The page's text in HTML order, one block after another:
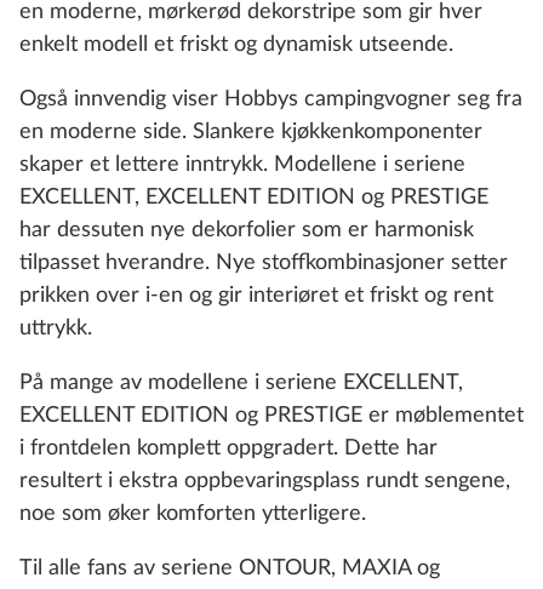
en moderne, mørkerød dekorstripe som gir hver
enkelt modell et friskt og dynamisk utseende.
Også innvendig viser Hobbys campingvogner seg fra
en moderne side. Slankere kjøkkenkomponenter
skaper et lettere inntrykk. Modellene i seriene
EXCELLENT, EXCELLENT EDITION og PRESTIGE
har dessuten nye dekorfolier som er harmonisk
tilpasset hverandre. Nye stoffkombinasjoner setter
prikken over i-en og gir interiøret et friskt og rent
uttrykk.
På mange av modellene i seriene EXCELLENT,
EXCELLENT EDITION og PRESTIGE er møblementet
i frontdelen komplett oppgradert. Dette har
resultert i ekstra oppbevaringsplass rundt sengene,
noe som øker komforten ytterligere.
Til alle fans av seriene ONTOUR, MAXIA og